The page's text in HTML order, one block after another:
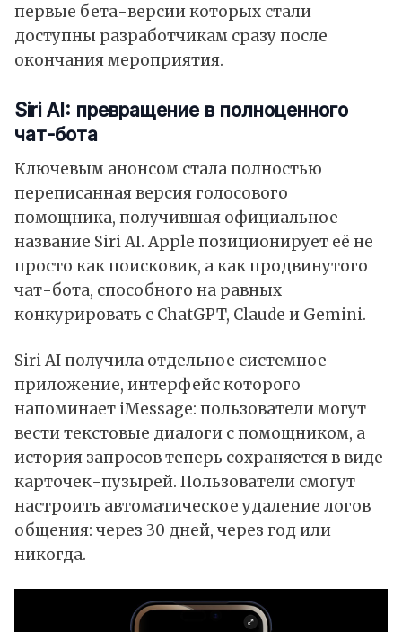
первые бета-версии которых стали
доступны разработчикам сразу после
окончания мероприятия.
Siri AI: превращение в полноценного
чат-бота
Ключевым анонсом стала полностью
переписанная версия голосового
помощника, получившая официальное
название Siri AI. Apple позиционирует её не
просто как поисковик, а как продвинутого
чат-бота, способного на равных
конкурировать с ChatGPT, Claude и Gemini.
Siri AI получила отдельное системное
приложение, интерфейс которого
напоминает iMessage: пользователи могут
вести текстовые диалоги с помощником, а
история запросов теперь сохраняется в виде
карточек-пузырей. Пользователи смогут
настроить автоматическое удаление логов
общения: через 30 дней, через год или
никогда.